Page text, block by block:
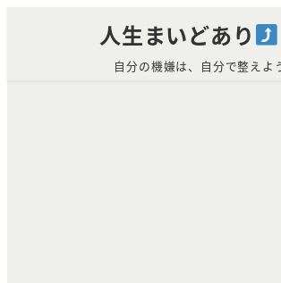
人生まいどあり
自分の機嫌は、自分で整えよ